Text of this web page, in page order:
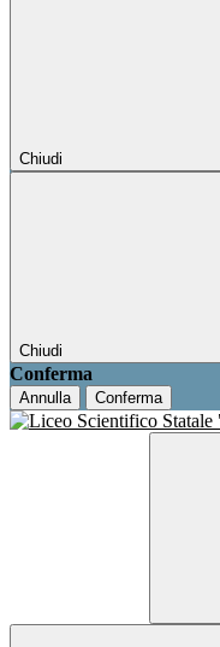
Chiudi
Chiudi
Conferma
Annulla Conferma